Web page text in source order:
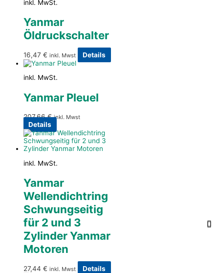
inkl. MwSt.
Yanmar
Öldruckschalter
16,47 € inkl. Mwst Details
inkl. MwSt.
Yanmar Pleuel
207,66€ inkl. Mwst
Details
inkl. MwSt.
Yanmar
Wellendichtring
Schwungseitig
für 2 und 3
Zylinder Yanmar
Motoren
27,44 € inkl. Mwst Details